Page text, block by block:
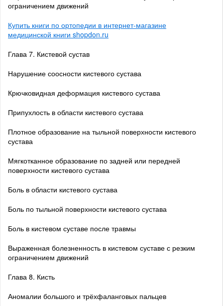
ограничением движений
Купить книги по ортопедии в интернет-магазине
медицинской книги shopdon.ru
Глава 7. Кистевой сустав
Нарушение соосности кистевого сустава
Крючковидная деформация кистевого сустава
Припухлость в области кистевого сустава
Плотное образование на тыльной поверхности кистевого
сустава
Мягкотканное образование по задней или передней
поверхности кистевого сустава
Боль в области кистевого сустава
Боль по тыльной поверхности кистевого сустава
Боль в кистевом суставе после травмы
Выраженная болезненность в кистевом суставе с резким
ограничением движений
Глава 8. Кисть
Аномалии большого и трёхфаланговых пальцев